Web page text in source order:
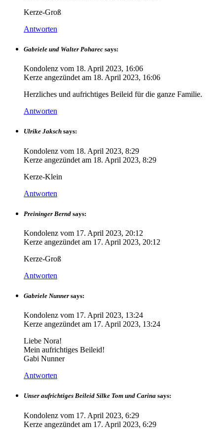
Kerze-Groß
Antworten
Gabriele und Walter Poharec says:
Kondolenz vom 18. April 2023, 16:06
Kerze angezündet am 18. April 2023, 16:06
Herzliches und aufrichtiges Beileid für die ganze Familie.
Antworten
Ulrike Jaksch says:
Kondolenz vom 18. April 2023, 8:29
Kerze angezündet am 18. April 2023, 8:29
Kerze-Klein
Antworten
Preininger Bernd says:
Kondolenz vom 17. April 2023, 20:12
Kerze angezündet am 17. April 2023, 20:12
Kerze-Groß
Antworten
Gabriele Nunner says:
Kondolenz vom 17. April 2023, 13:24
Kerze angezündet am 17. April 2023, 13:24
Liebe Nora!
Mein aufrichtiges Beileid!
Gabi Nunner
Antworten
Unser aufrichtiges Beileid Silke Tom und Carina says:
Kondolenz vom 17. April 2023, 6:29
Kerze angezündet am 17. April 2023, 6:29